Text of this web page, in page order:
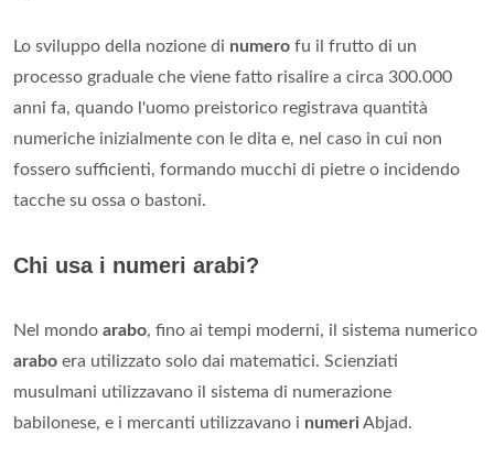
Lo sviluppo della nozione di numero fu il frutto di un
processo graduale che viene fatto risalire a circa 300.000
anni fa, quando l'uomo preistorico registrava quantità
numeriche inizialmente con le dita e, nel caso in cui non
fossero sufficienti, formando mucchi di pietre o incidendo
tacche su ossa o bastoni.
Chi usa i numeri arabi?
Nel mondo arabo, fino ai tempi moderni, il sistema numerico
arabo era utilizzato solo dai matematici. Scienziati
musulmani utilizzavano il sistema di numerazione
babilonese, e i mercanti utilizzavano i numeriAbjad.